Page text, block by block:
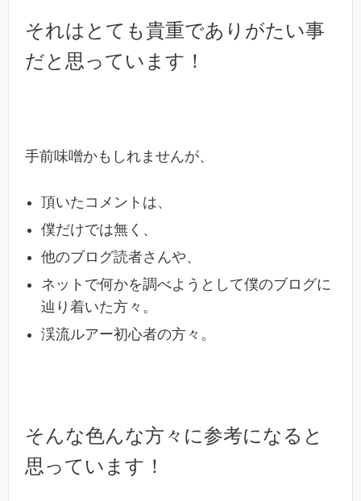
それはとても貴重でありがたい事
だと思っています！
手前味噌かもしれませんが、
頂いたコメントは、
僕だけでは無く、
他のブログ読者さんや、
ネットで何かを調べようとして僕のブログに
辿り着いた方々。
渓流ルアー初心者の方々。
そんな色んな方々に参考になると
思っています！